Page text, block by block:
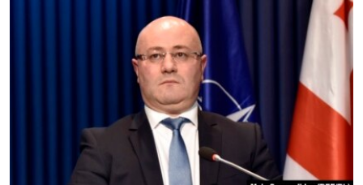
ՊԱՏԵՐԱԶՄԻ 6 ՇԱԲԱԹՆԵՐԸ
ՄԵԿՆԱԲԱՆՈՒԹՅՈՒՆ